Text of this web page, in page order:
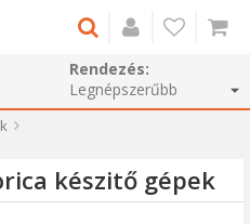
Rendezés:
készitő gépek